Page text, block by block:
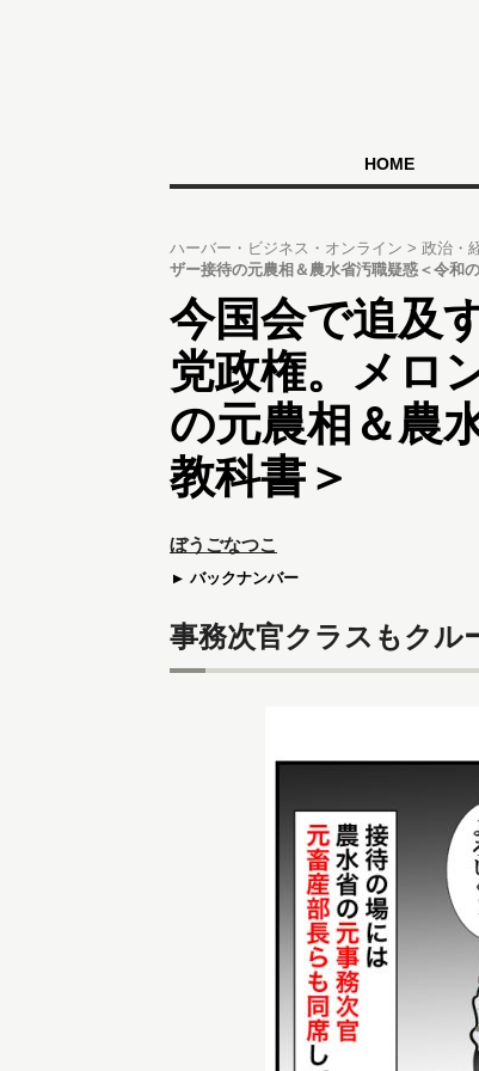
HOME
ハーバー・ビジネス・オンライン 政治・
ザー接待の元農相＆農水省汚職疑惑＜令和
今国会で追及
党政権。メロ
の元農相＆農
教科書＞
ぼうごなつこ
バックナンバー
事務次官クラスもクル